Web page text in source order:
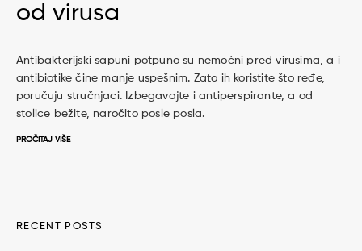
od virusa
Antibakterijski sapuni potpuno su nemoćni pred virusima, a i
antibiotike čine manje uspešnim. Zato ih koristite što ređe,
poručuju stručnjaci. Izbegavajte i antiperspirante, a od
stolice bežite, naročito posle posla.
PROČITAJ VIŠE
RECENT POSTS